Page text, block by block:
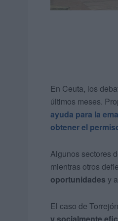
En Ceuta, los
últimos meses.
ayuda para la
obtener el
Algunos sectores
mientras otros
oportunidades y
El caso de